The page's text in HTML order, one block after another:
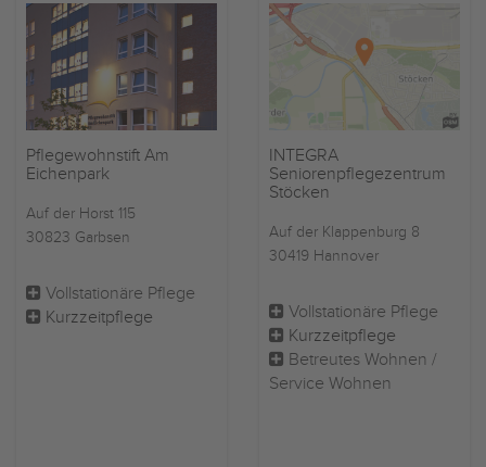
Pflegewohnstift Am
Eichenpark
Auf der Horst 115
30823 Garbsen
Vollstationäre Pflege
Kurzzeitpflege
INTEGRA
Seniorenpflegezentrum
Stöcken
Auf der Klappenburg 8
30419 Hannover
Vollstationäre Pflege
Kurzzeitpflege
Betreutes Wohnen /
Service Wohnen